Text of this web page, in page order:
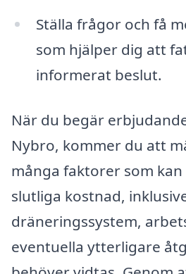
Ställa frågor och få
som hjälper dig att
informerat beslut.
När du begär
Nybro, kommer du att
många faktorer som
slutliga kostnad,
dräneringssystem,
eventuella ytterligare